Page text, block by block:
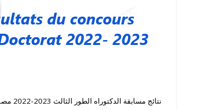
نتائج مسابقة الدكتوراه الطور الثالث 2023-2022 مصنفة حسب الجدارة بحسب المعدل العام المتحصل عليه